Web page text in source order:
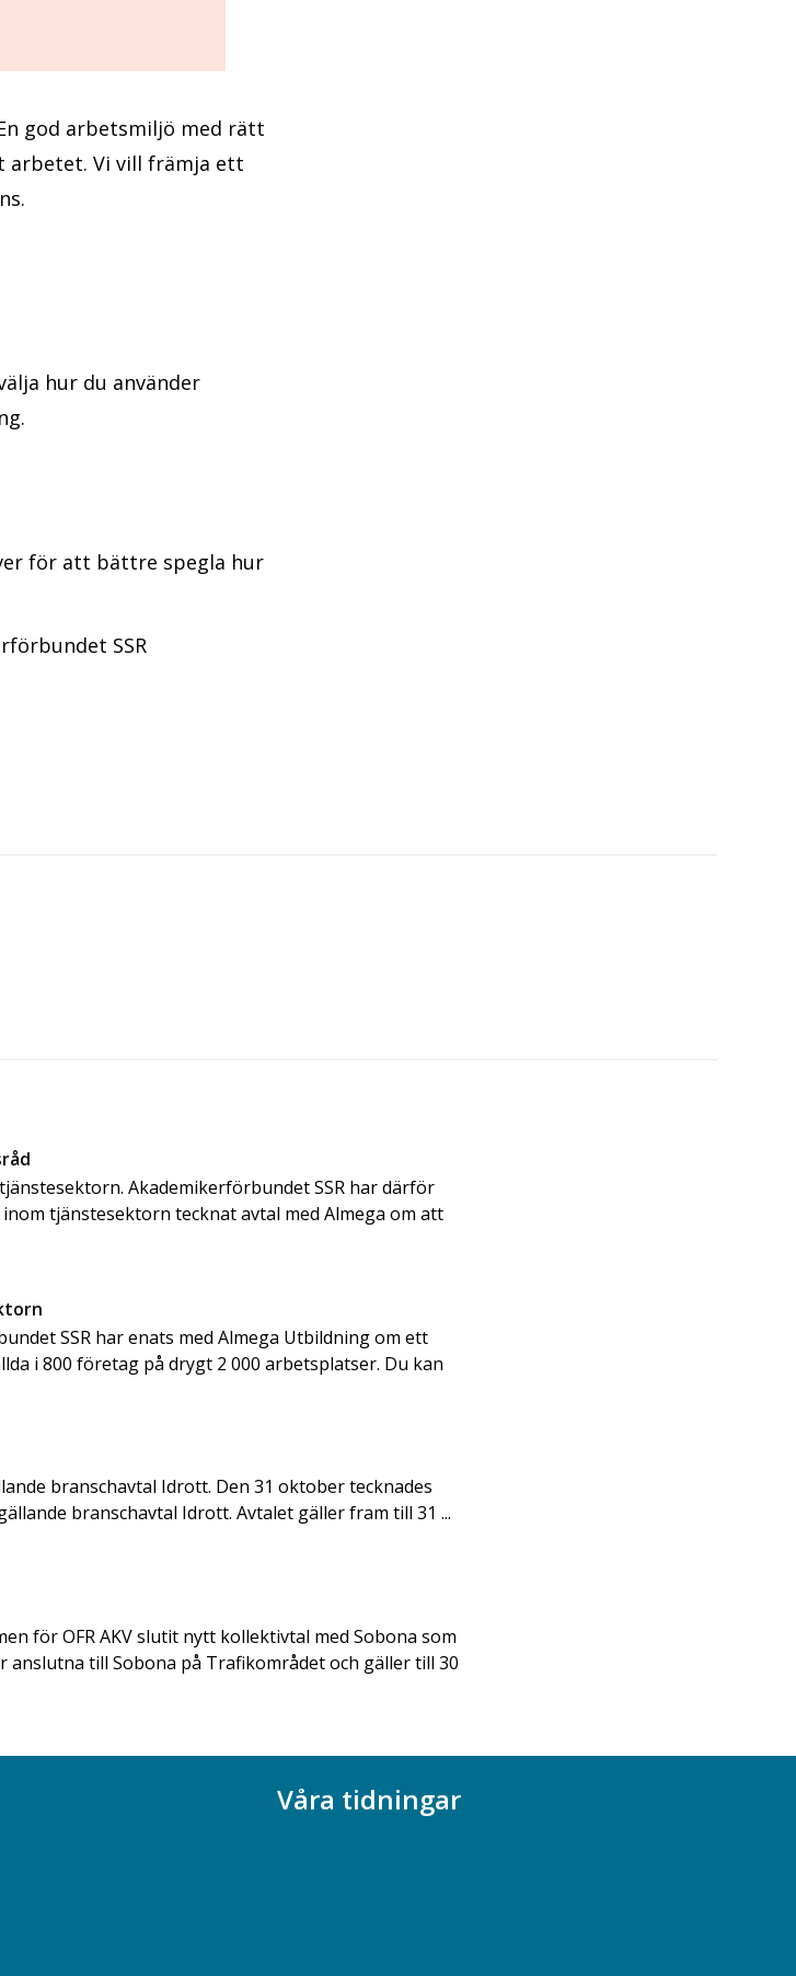
god arbetsmiljö med rätt
arbetet. Vi vill främja ett
hur du använder
för att bättre spegla hur
SSR
Akademikerförbundet SSR har därför
tjänstesektorn tecknat avtal med Almega om att
SSR har enats med Almega Utbildning om ett
i 800 företag på drygt 2 000 arbetsplatser. Du kan
branschavtal Idrott. Den 31 oktober tecknades
branschavtal Idrott. Avtalet gäller fram till 31 ...
för OFR AKV slutit nytt kollektivtal med Sobona som
till Sobona på Trafikområdet och gäller till 30
Våra tidningar